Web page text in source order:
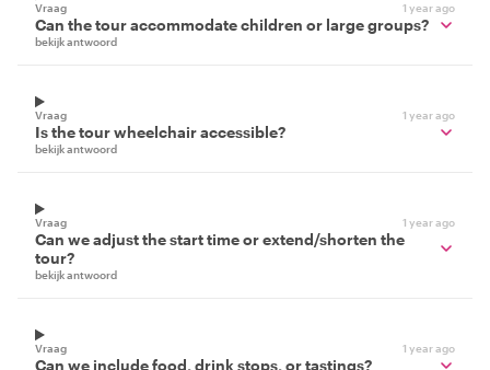
Vraag 1 year ago
Can the tour accommodate children or large groups?
bekijk antwoord
Vraag 1 year ago
Is the tour wheelchair accessible?
bekijk antwoord
Vraag 1 year ago
Can we adjust the start time or extend/shorten the
tour?
bekijk antwoord
Vraag 1 year ago
Can we include food, drink stops, or tastings?